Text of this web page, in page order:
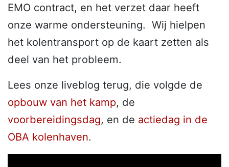
EMO contract, en het verzet daar heeft
onze warme ondersteuning. Wij hielpen
het kolentransport op de kaart zetten als
deel van het probleem.
Lees onze liveblog terug, die volgde de
opbouw van het kamp, de
voorbereidingsdag, en de actiedag in de
OBA kolenhaven.